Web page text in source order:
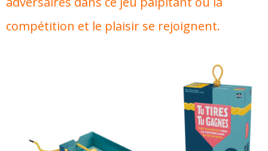
compétition et le plaisir se rejoignent.